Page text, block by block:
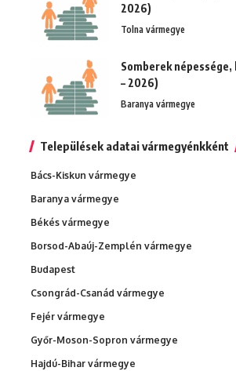
2026)
Tolna vármegye
Somberek
– 2026)
Baranya vármegye
Települések adatai vármegyénkként
Bács-Kiskun vármegye
Baranya vármegye
Békés vármegye
Borsod-Abaúj-Zemplén vármegye
Budapest
Csongrád-Csanád vármegye
Fejér vármegye
Győr-Moson-Sopron vármegye
Hajdú-Bihar vármegye